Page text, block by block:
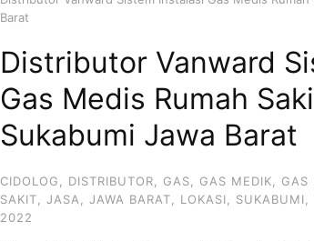
Barat
Distributor Vanward
Gas Medis Rumah
Sukabumi Jawa Barat
CIDOLOG DISTRIBUTOR GAS GAS MEDIK GAS
SAKIT
JASA JAWA BARAT LOKASI SUKABUMI
2022